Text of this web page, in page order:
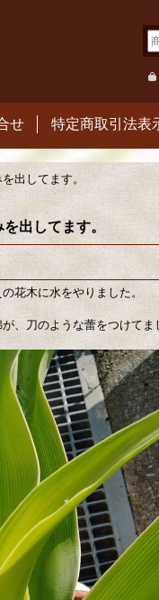
せ 特定商取引法表
出してます。
出してます。
花木に水をやりました。
、刀のような蕾をつけてま